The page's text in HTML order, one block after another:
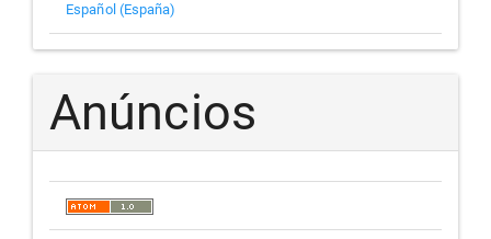
Español (España)
Anúncios